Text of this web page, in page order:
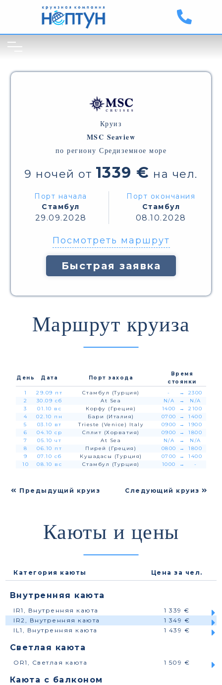
Круиз
MSC Seaview
по региону Средиземное море
9 ночей от 1339 € на чел.
Порт начала
Стамбул
29.09.2028
Порт окончания
Стамбул
08.10.2028
Посмотреть маршрут
Быстрая заявка
Маршрут круиза
День Дата Порт захода
Время
стоянки
1
29.09 пт Стамбул (Турция) - →
2300
2
30.09 сб At Sea N/A →
N/A
3
01.10 вс Корфу (Греция) 1400 →
2100
4
02.10 пн Бари (Италия) 0700 →
1400
5
03.10 вт Trieste (Venice) Italy 0900 →
1900
6
04.10 ср Сплит (Хорватия) 0900 →
1800
7
05.10 чт At Sea N/A →
N/A
8
06.10 пт Пирей (Греция) 0800 →
1800
9
07.10 сб Кушадасы (Турция) 0700 →
1400
10
08.10 вс Стамбул (Турция) 1000 → -
Предыдущий круиз Следующий круиз
Каюты и цены
Категория каюты Цена за чел.
Внутренняя каюта
IR1, Внутренняя каюта
1 339 €
IR2, Внутренняя каюта
1 349 €
IL1, Внутренняя каюта
1 439 €
Светлая каюта
OR1, Светлая каюта 1 509 €
Каюта с балконом